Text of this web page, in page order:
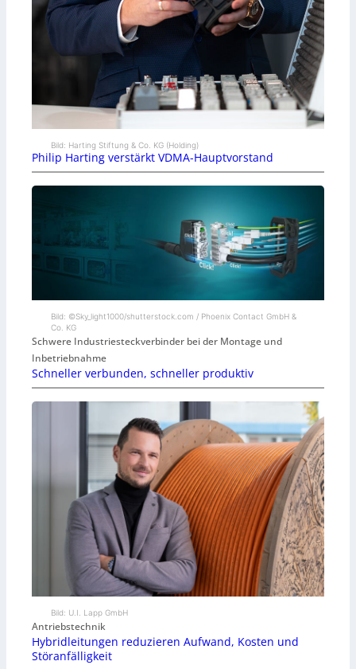
Bild: Harting Stiftung & Co. KG (Holding)
Philip Harting verstärkt VDMA-Hauptvorstand
Bild: ©Sky_light1000/shutterstock.com / Phoenix Contact GmbH &
Co. KG
Schwere Industriesteckverbinder bei der Montage und
Inbetriebnahme
Schneller verbunden, schneller produktiv
Bild: U.I. Lapp GmbH
Antriebstechnik
Hybridleitungen reduzieren Aufwand, Kosten und
Störanfälligkeit